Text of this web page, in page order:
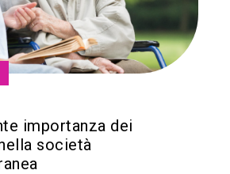
importanza dei
società